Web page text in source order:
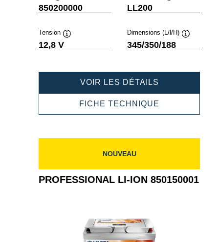
Infobulle
850200000 LL200
Tension
12,8 V
Dimensions (L/l/H)
345/350/188
VOIR LES DÉTAILS
ION
850200000
FICHE TECHNIQUE
NOUVEAU
PROFESSIONAL LI-ION 850150001